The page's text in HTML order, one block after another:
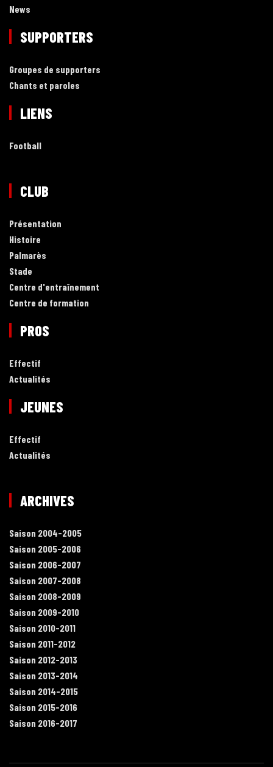
News
SUPPORTERS
Groupes de supporters
Chants et paroles
LIENS
Football
CLUB
Présentation
Histoire
Palmarès
Stade
Centre d'entraînement
Centre de formation
PROS
Effectif
Actualités
JEUNES
Effectif
Actualités
ARCHIVES
Saison 2004-2005
Saison 2005-2006
Saison 2006-2007
Saison 2007-2008
Saison 2008-2009
Saison 2009-2010
Saison 2010-2011
Saison 2011-2012
Saison 2012-2013
Saison 2013-2014
Saison 2014-2015
Saison 2015-2016
Saison 2016-2017